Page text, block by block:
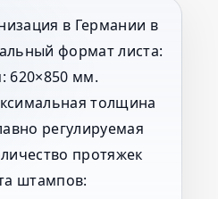
в Германии в
формат листа:
620×850 мм.
толщина
регулируемая
протяжек
штампов: